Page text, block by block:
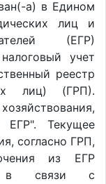
а) в Едином
лиц и
(ЕГР)
учет
реестр
лиц) (ГРП).
Текущее
согласно ГРП,
из ЕГР
в связи с